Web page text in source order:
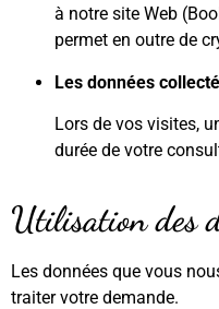
à notre site Web
permet en outre de
Les données
Lors de vos visites,
durée de votre
Utilisation des
Les données que vous
traiter votre demande.